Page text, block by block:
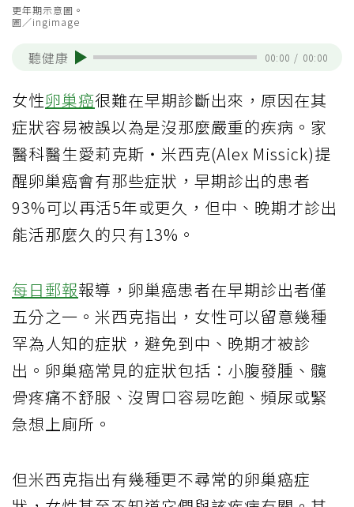
更年期示意圖。
圖／ingimage
聽健康 00:00 / 00:00
女性卵巢癌很難在早期診斷出來，原因在其
症狀容易被誤以為是沒那麼嚴重的疾病。家
醫科醫生愛莉克斯‧米西克(Alex Missick)提
醒卵巢癌會有那些症狀，早期診出的患者
93%可以再活5年或更久，但中、晚期才診出
能活那麼久的只有13%。
每日郵報報導，卵巢癌患者在早期診出者僅
五分之一。米西克指出，女性可以留意幾種
罕為人知的症狀，避免到中、晚期才被診
出。卵巢癌常見的症狀包括：小腹發腫、髖
骨疼痛不舒服、沒胃口容易吃飽、頻尿或緊
急想上廁所。
但米西克指出有幾種更不尋常的卵巢癌症